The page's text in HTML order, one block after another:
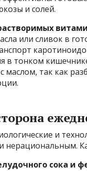
и солей.
или сливок в
в тонком
так как
и
нерациональным.
сока и